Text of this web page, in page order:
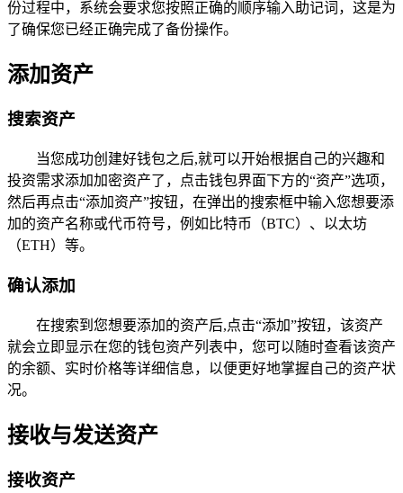
份过程中，系统会要求您按照正确的顺序输入助记词，这是为
了确保您已经正确完成了备份操作。
添加资产
搜索资产
当您成功创建好钱包之后,就可以开始根据自己的兴趣和
投资需求添加加密资产了，点击钱包界面下方的“资产”选项，
然后再点击“添加资产”按钮，在弹出的搜索框中输入您想要添
加的资产名称或代币符号，例如比特币（BTC）、以太坊
（ETH）等。
确认添加
在搜索到您想要添加的资产后,点击“添加”按钮，该资产
就会立即显示在您的钱包资产列表中，您可以随时查看该资产
的余额、实时价格等详细信息，以便更好地掌握自己的资产状
况。
接收与发送资产
接收资产